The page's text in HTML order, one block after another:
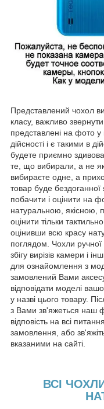
Представлений чохол
класу, важливо
представлені на фото у
дійсності і є такими в
будете приємно
те, що вибирали, а не як
вибираєте одне, а
товар буде бездоганної
побачити і оцінити на
натуральною, якісною,
оцінити тільки
оцінивши всю красу
поглядом. Чохли
збігу вирізів камери і
для ознайомлення з
замовлений Вами
відповідати моделі
у назві цього товару.
з Вами зв'яжеться наш
відповість на всі
замовлення, або
вказаними на сайті.
ВСІ